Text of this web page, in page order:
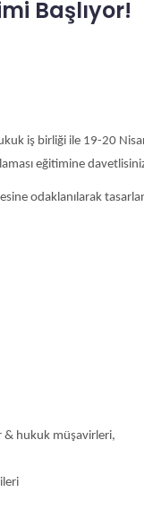
Başlıyor!
iş birliği ile 19-20
eğitimine
odaklanılarak
& hukuk müşavirleri,